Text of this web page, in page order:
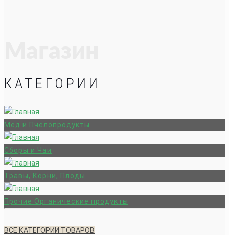
КАТЕГОРИИ
Мёд и Пчелопродукты
Сборы и Чаи
Травы, Корни, Плоды
Прочие Органические продукты
ВСЕ КАТЕГОРИИ ТОВАРОВ